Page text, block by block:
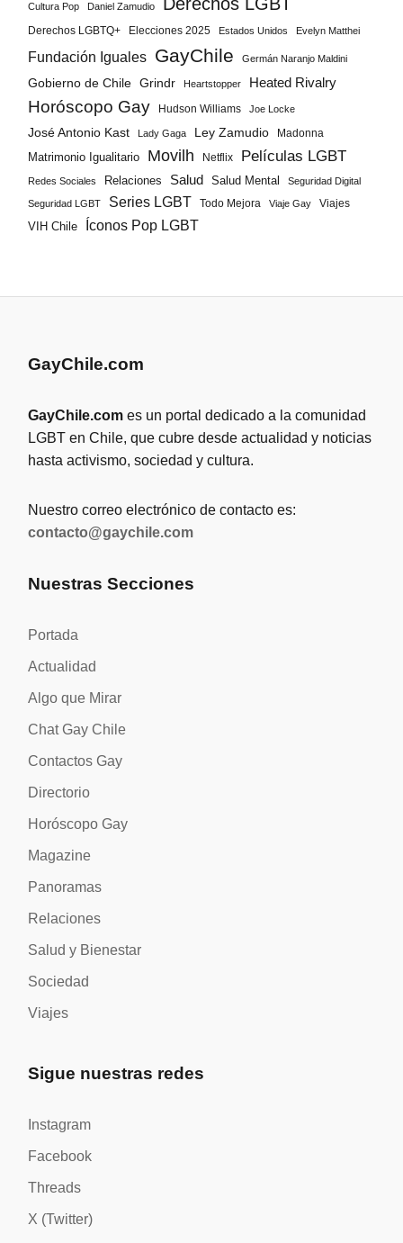
Cultura Pop Daniel Zamudio
Derechos LGBTQ+ Elecciones 2025 Estados Unidos Evelyn Matthei
Fundación Iguales GayChile Germán Naranjo Maldini
Gobierno de Chile Grindr Heartstopper Heated Rivalry
Horóscopo Gay Hudson Williams Joe Locke
José Antonio Kast Lady Gaga Ley Zamudio Madonna
Matrimonio Igualitario Movilh Netflix Películas LGBT
Redes Sociales Relaciones Salud Salud Mental Seguridad Digital
Seguridad LGBT Series LGBT Todo Mejora Viaje Gay
Viajes
VIH Chile
Íconos Pop LGBT
GayChile.com
GayChile.com es un portal dedicado a la comunidad
LGBT en Chile, que cubre desde actualidad y noticias
hasta activismo, sociedad y cultura.
Nuestro correo electrónico de contacto es:
contacto@gaychile.com
Nuestras Secciones
Portada
Actualidad
Algo que Mirar
Chat Gay Chile
Contactos Gay
Directorio
Horóscopo Gay
Magazine
Panoramas
Relaciones
Salud y Bienestar
Sociedad
Viajes
Sigue nuestras redes
Instagram
Facebook
Threads
X (Twitter)